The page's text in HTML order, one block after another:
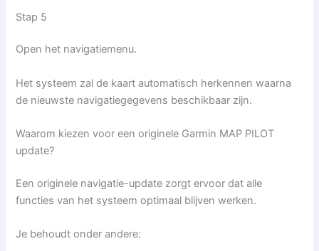
Stap 5
Open het navigatiemenu.
Het systeem zal de kaart automatisch herkennen waarna
de nieuwste navigatiegegevens beschikbaar zijn.
Waarom kiezen voor een originele Garmin MAP PILOT
update?
Een originele navigatie-update zorgt ervoor dat alle
functies van het systeem optimaal blijven werken.
Je behoudt onder andere: